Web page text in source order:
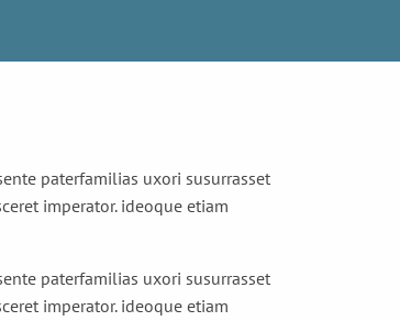
paterfamilias uxori susurrasset
imperator. ideoque etiam
paterfamilias uxori susurrasset
imperator. ideoque etiam